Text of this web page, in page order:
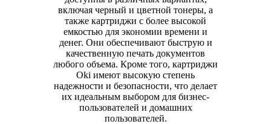
включая черный и цветной тонеры, а
также картриджи с более высокой
емкостью для экономии времени и
денег. Они обеспечивают быструю и
качественную печать документов
любого объема. Кроме того, картриджи
Oki имеют высокую степень
надежности и безопасности, что делает
их идеальным выбором для бизнес-
пользователей и домашних
пользователей.